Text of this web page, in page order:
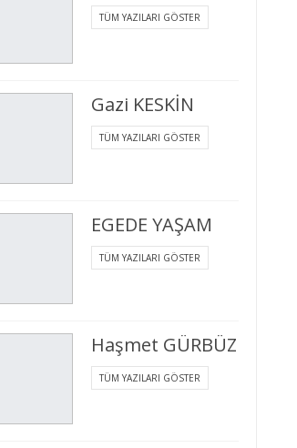
TÜM YAZILARI GÖSTER
Gazi KESKİN
TÜM YAZILARI GÖSTER
EGEDE YAŞAM
TÜM YAZILARI GÖSTER
Haşmet GÜRBÜZ
TÜM YAZILARI GÖSTER